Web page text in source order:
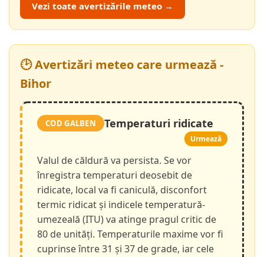
Vezi toate avertizările meteo →
🕑 Avertizări meteo care urmează -
Bihor
COD GALBEN Temperaturi ridicate
Urmează
Valul de căldură va persista. Se vor
înregistra temperaturi deosebit de
ridicate, local va fi caniculă, disconfort
termic ridicat și indicele temperatură-
umezeală (ITU) va atinge pragul critic de
80 de unități. Temperaturile maxime vor fi
cuprinse între 31 și 37 de grade, iar cele